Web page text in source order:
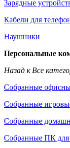
Зарядные
Кабели для
Наушники
Персональные
Назад к Все
Собранные
Собранные
Собранные
Собранные ПК для